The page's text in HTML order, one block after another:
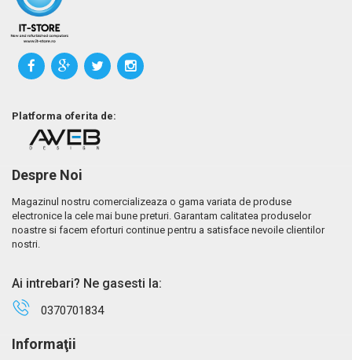
Platforma oferita de:
Despre Noi
Magazinul nostru comercializeaza o gama variata de produse
electronice la cele mai bune preturi. Garantam calitatea produselor
noastre si facem eforturi continue pentru a satisface nevoile clientilor
nostri.
Ai intrebari? Ne gasesti la:
0370701834
Informaţii